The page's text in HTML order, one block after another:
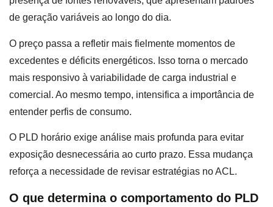
de geração variáveis ao longo do dia.
O preço passa a refletir mais fielmente momentos de
excedentes e déficits energéticos. Isso torna o mercado
mais responsivo à variabilidade de carga industrial e
comercial. Ao mesmo tempo, intensifica a importância de
entender perfis de consumo.
O PLD horário exige análise mais profunda para evitar
exposição desnecessária ao curto prazo. Essa mudança
reforça a necessidade de revisar estratégias no ACL.
O que determina o comportamento do PLD